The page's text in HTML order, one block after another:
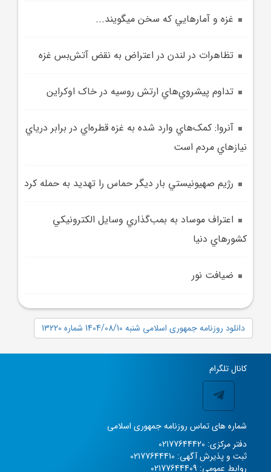
غزه و آمارهايي که سخن مي‎گويند...
تظاهرات در لندن در اعتراض به نقض آتش‌بس غزه
تداوم پيشروي‌هاي ارتش روسيه در خاک اوکراين
آنروا: کمک‌هاي وارد شده به غزه قطره‌اي در برابر درياي
نيازهاي مردم است
رژيم صهيونيستي بار ديگر حماس را تهديد به حمله کرد
اعتراف موساد به بمب‌گذاري وسايل الکترونيکي
کشورهاي دنيا
ضيافت نور
دانلود روزنامه جمهوری اسلامی شنبه 1404/08/10 شماره 13220
کانال تلگرام
شماره های تماس روزنامه جمهوری اسلامی
دفتر مرکزی: 02177644420
ثبت و پذیرش آگهی: 02177644410
روابط عمومی: 02177644409